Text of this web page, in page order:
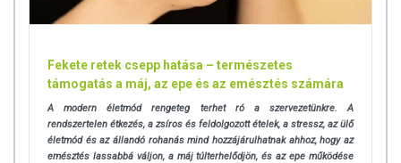
Fekete retek csepp hatása – természetes
támogatás a máj, az epe és az emésztés számára
A modern életmód rengeteg terhet ró a szervezetünkre. A
rendszertelen étkezés, a zsíros és feldolgozott ételek, a stressz, az ülő
életmód és az állandó rohanás mind hozzájárulhatnak ahhoz, hogy az
emésztés lassabbá váljon, a máj túlterhelődjön, és az epe működése